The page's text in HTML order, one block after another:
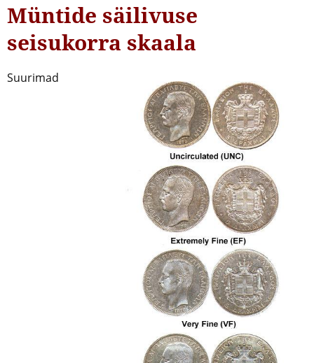
Müntide säilivuse
seisukorra skaala
Suurimad